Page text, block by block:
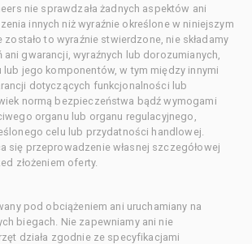
nie sprawdzała żadnych aspektów ani
innych niż wyraźnie określone w niniejszym
zostało to wyraźnie stwierdzone, nie składamy
gwarancji, wyraźnych lub dorozumianych,
jego komponentów, w tym między innymi
dotyczących funkcjonalności lub
normą bezpieczeństwa bądź wymogami
organu lub organu regulacyjnego,
celu lub przydatności handlowej.
się przeprowadzenie własnej szczegółowej
złożeniem oferty.
pod obciążeniem ani uruchamiany na
biegach. Nie zapewniamy ani nie
działa zgodnie ze specyfikacjami